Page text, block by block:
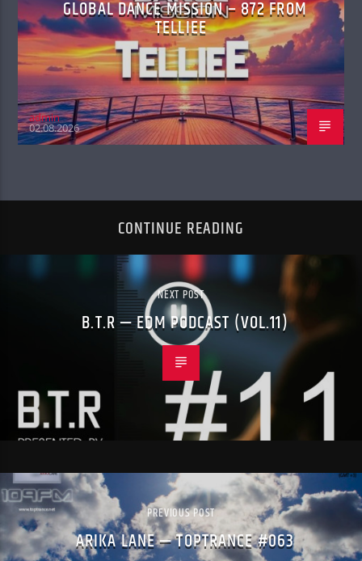
GLOBAL DANCE MISSION – 872 FROM
TELLIEE
admin
02.08.2026
CONTINUE READING
NEXT POST
B.T.R — EDM PODCAST (VOL.11)
PREVIOUS POST
ARIKA LANE — TOPTRANCE #063